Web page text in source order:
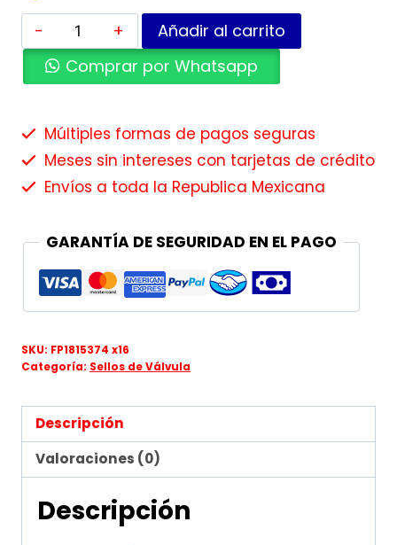
Añadir al carrito
Comprar por Whatsapp
Múltiples formas de pagos seguras
Meses sin intereses con tarjetas de crédito
Envíos a toda la Republica Mexicana
GARANTÍA DE SEGURIDAD EN EL PAGO
SKU: FP1815374 x16
Categoría: Sellos de Válvula
Descripción
Valoraciones (0)
Descripción